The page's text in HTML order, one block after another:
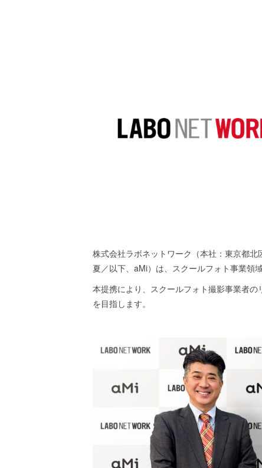
株式会社ラボネットワーク（本社：東京都
夏／以下、aMi）は、スクールフォト事業領
本提携により、スクールフォト撮影事業者
を目指します。